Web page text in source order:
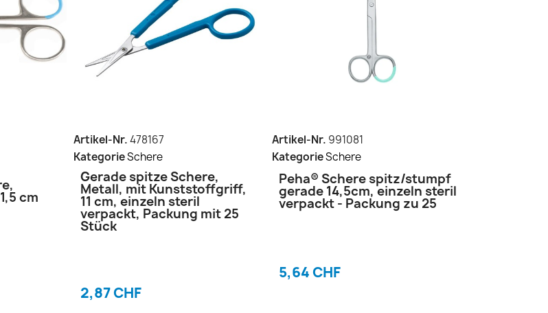
cm
Artikel-Nr.478167
KategorieSchere
Gerade spitze Schere,
Metall, mit Kunststoffgriff,
11 cm, einzeln steril
verpackt, Packung mit 25
Stück
2,87 CHF
Artikel-Nr. 991081
KategorieSchere
Peha® Schere spitz/stumpf
gerade 14,5cm, einzeln steril
verpackt - Packung zu 25
5,64 CHF